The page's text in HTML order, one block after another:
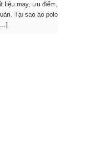
liệu may, ưu điểm,
Tại sao áo polo